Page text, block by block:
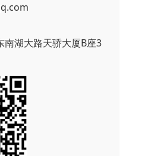
南湖大路天骄大厦B座3